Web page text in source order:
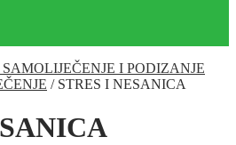
I PODIZANJE
/ STRES I NESANICA